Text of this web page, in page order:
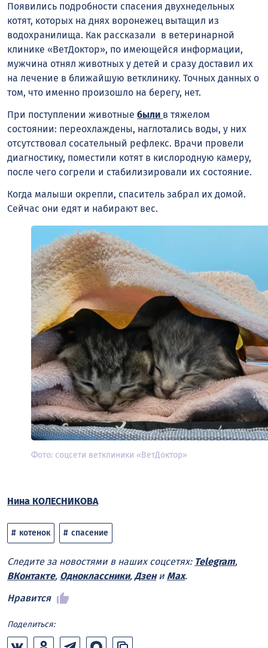
Появились подробности спасения двухнедельных
котят, которых на днях воронежец вытащил из
водохранилища. Как рассказали в ветеринарной
клинике «ВетДоктор», по имеющейся информации,
мужчина отнял животных у детей и сразу доставил их
на лечение в ближайшую ветклинику. Точных данных о
том, что именно произошло на берегу, нет.
При поступлении животные были в тяжелом
состоянии: переохлаждены, наглотались воды, у них
отсутствовал сосательный рефлекс. Врачи провели
диагностику, поместили котят в кислородную камеру,
после чего согрели и стабилизировали их состояние.
Когда малыши окрепли, спаситель забрал их домой.
Сейчас они едят и набирают вес.
Фото: соцсети ветклиники «ВетДоктор»
Нина КОЛЕСНИКОВА
котенок спасение
Следите за новостями в наших соцсетях: Telegram,
ВКонтакте, Одноклассники, Дзени Max.
Нравится
Поделиться: